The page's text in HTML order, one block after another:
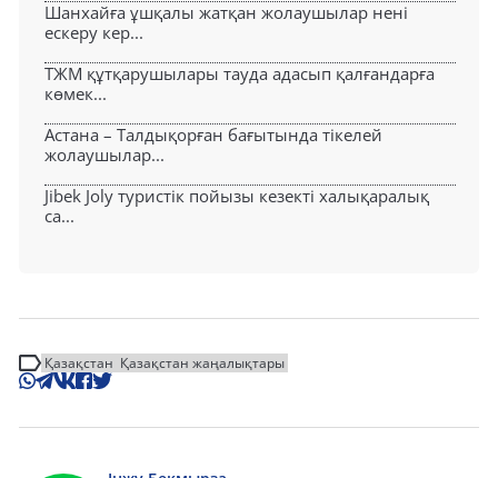
Шанхайға ұшқалы жатқан жолаушылар нені
ескеру кер...
ТЖМ құтқарушылары тауда адасып қалғандарға
көмек...
Астана – Талдықорған бағытында тікелей
жолаушылар...
Jibek Joly туристік пойызы кезекті халықаралық
са...
Қазақстан Қазақстан жаңалықтары